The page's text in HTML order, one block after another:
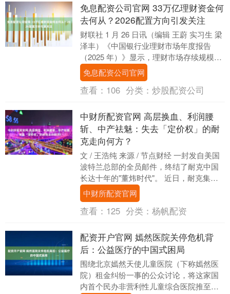
免息配资公司官网 33万亿理财资金何
去何从？2026配置方向引发关注
财联社 1 月 26 日讯（编辑 王蔚 实习生 梁
泽丰）《中国银行业理财市场年度报告
（2025 年）》显示，理财市场存续规模达
到 33.29 万亿元。当前，市场....
免息配资公司官网
查看： 106 分类： 炒股配资公司
中财所配资官网 高层换血、利润腰
斩、中产祛魅：失去「定价权」的耐
克走向何方？
文 / 王浩纯 来源 / 节点财经 一封发自美国
波特兰总部的全员邮件，终结了耐克中国
长达十年的"董炜时代"。 近日，耐克集团
正式宣布，董炜这位曾被视为外企在华
高....
中财所配资官网
查看： 125 分类： 杨帆配资
配资开户官网 嫣然医院关停危机背
后：公益医疗的中国式困局
围绕北京嫣然天使儿童医院（下称嫣然医
院）租金纠纷一事的公众讨论，将这家国
内首个民办非营利性儿童综合医院推至舆